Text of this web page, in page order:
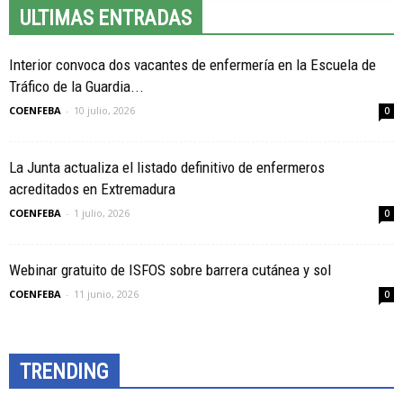
ULTIMAS ENTRADAS
Interior convoca dos vacantes de enfermería en la Escuela de
Tráfico de la Guardia...
COENFEBA - 10 julio, 2026 0
La Junta actualiza el listado definitivo de enfermeros
acreditados en Extremadura
COENFEBA - 1 julio, 2026 0
Webinar gratuito de ISFOS sobre barrera cutánea y sol
COENFEBA - 11 junio, 2026 0
TRENDING